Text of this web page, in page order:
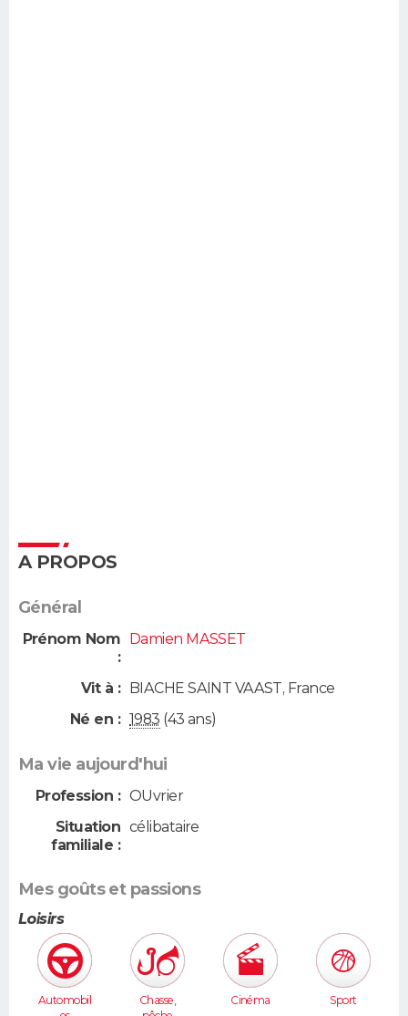
A PROPOS
Général
Prénom Nom
:
Damien MASSET
Vit à : BIACHE SAINT VAAST, France
Né en : 1983 (43 ans)
Ma vie aujourd'hui
Profession : OUvrier
Situation
familiale :
célibataire
Mes goûts et passions
Loisirs
Automobil
Chasse,
Cinéma Sport